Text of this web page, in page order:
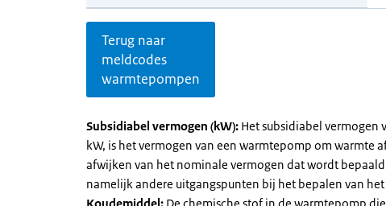
Terug naar
meldcodes
warmtepompen
Subsidiabel vermogen (kW): Het subsidiabel vermogen
kW, is het vermogen van een warmtepomp om warmte
afwijken van het nominale vermogen dat wordt
namelijk andere uitgangspunten bij het bepalen van